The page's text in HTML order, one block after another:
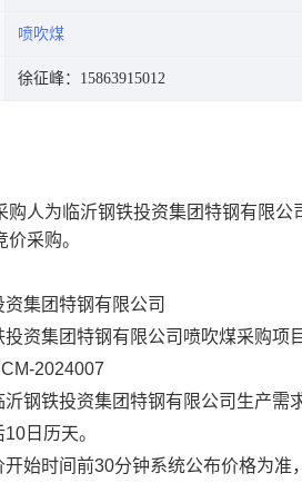
喷吹煤
徐征峰：15863915012
购人为临沂钢铁投资集团特钢有限
采购。
集团特钢有限公司
投资集团特钢有限公司 喷吹煤采购项
2024007
钢铁投资集团特钢有限公司生产需
10日历天。
开始时间前30分钟系统公布价格为准